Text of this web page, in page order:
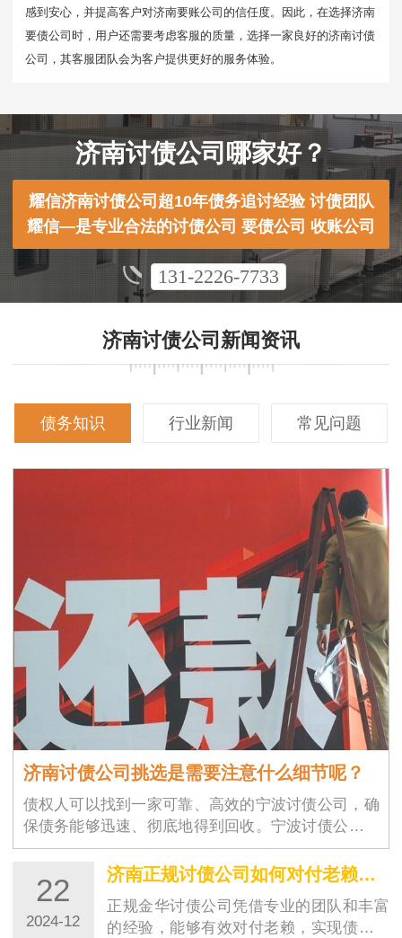
感到安心，并提高客户对济南要账公司的信任度。因此，在选择济南
要债公司时，用户还需要考虑客服的质量，选择一家良好的济南讨债
公司，其客服团队会为客户提供更好的服务体验。
济南讨债公司哪家好？
耀信济南讨债公司超10年债务追讨经验 讨债团队
耀信—是专业合法的讨债公司 要债公司 收账公司
131-2226-7733
济南讨债公司新闻资讯
债务知识 行业新闻 常见问题
济南讨债公司挑选是需要注意什么细节呢？
债权人可以找到一家可靠、高效的宁波讨债公司，确
保债务能够迅速、彻底地得到回收。宁波讨债公司的
选择不仅仅是为了解决眼前的经济问题，更是为了维
护商业环境的稳定与良好运作。随着商业交易的增加
和…
22
2024-12
济南正规讨债公司如何对付老赖？都有哪些高招？
正规金华讨债公司凭借专业的团队和丰富
的经验，能够有效对付老赖，实现债务追